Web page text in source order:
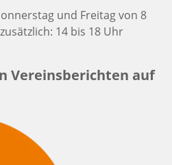
und Freitag von 8
14 bis 18 Uhr
Vereinsberichten auf